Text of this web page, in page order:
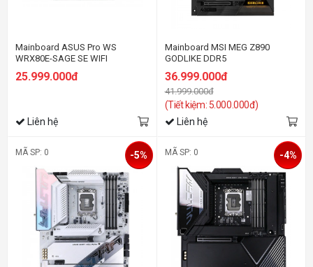
Mainboard ASUS Pro WS
WRX80E-SAGE SE WIFI
25.999.000đ
Liên hệ
Mainboard MSI MEG Z890
GODLIKE DDR5
36.999.000đ
41.999.000đ
(Tiết kiệm: 5.000.000đ)
Liên hệ
MÃ SP: 0 -5% MÃ SP: 0 -4%